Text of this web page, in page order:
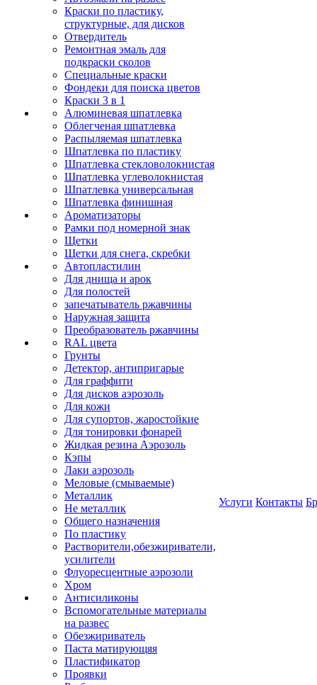
Краски по пластику,
структурные, для дисков
Отвердитель
Ремонтная эмаль для
подкраски сколов
Специальные краски
Фондеки для поиска цветов
Краски 3 в 1
Алюминевая шпатлевка
Облегченая шпатлевка
Распыляемая шпатлевка
Шпатлевка по пластику
Шпатлевка стекловолокнистая
Шпатлевка углеволокнистая
Шпатлевка универсальная
Шпатлевка финишная
Ароматизаторы
Рамки под номерной знак
Щетки
Щетки для снега, скребки
Автопластилин
Для днища и арок
Для полостей
запечатыватель ржавчины
Наружная защита
Преобразователь ржавчины
RAL цвета
Грунты
Детектор, антипригарые
Для граффити
Для дисков аэрозоль
Для кожи
Для супортов, жаростойкие
Для тонировки фонарей
Жидкая резина Аэрозоль
Кэпы
Лаки аэрозоль
Меловые (смываемые)
Металлик
Не металлик
Общего назначения
По пластику
Растворители,обезжириватели,
усилители
Флуоресцентные аэрозоли
Хром
Антисиликоны
Вспомогательные материалы
на развес
Обезжириватель
Паста матирующяя
Пластификатор
Проявки
Услуги Контакты